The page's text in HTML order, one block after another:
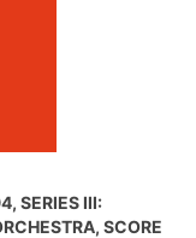
SERIES III:
SCORE